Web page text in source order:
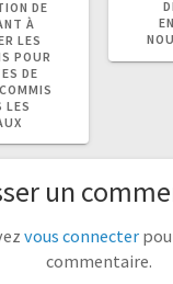
DE
À
LES
POUR
DE
LES
un
vous connecter
commentaire.